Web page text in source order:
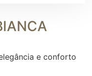
e conforto